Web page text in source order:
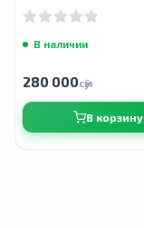
В наличии
280 000сӯм
В корзину